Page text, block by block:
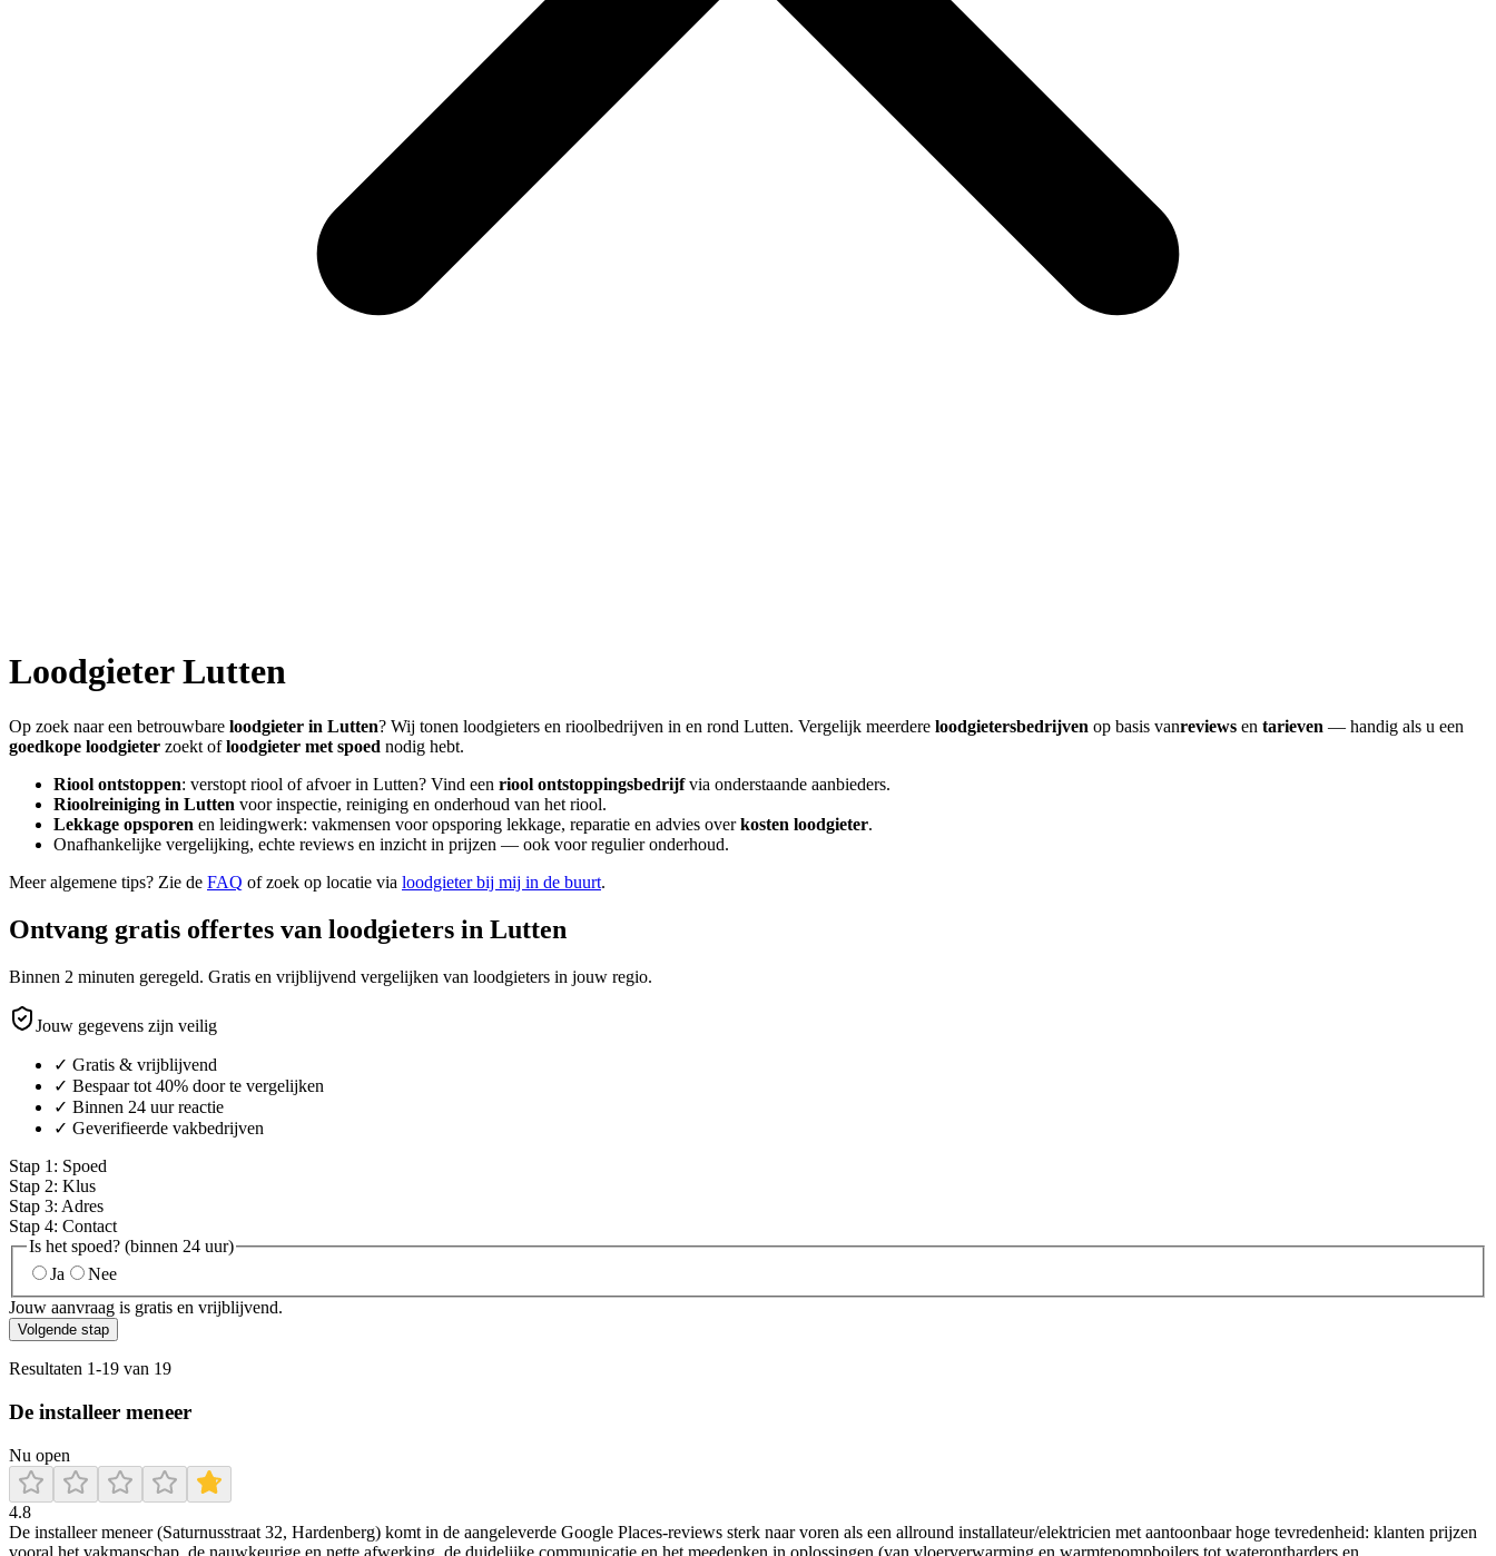
LoodgieterLutten
Op zoek naar een betrouwbare loodgieter in Lutten? Wij tonen loodgieters en rioolbedrijven in en rond Lutten. Vergelijk meerdere loodgietersbedrijven op basis vanreviews en tarieven — handig als u een
goedkope loodgieter zoekt ofloodgieter met spoed nodig hebt.
Riool ontstoppen: verstopt riool of afvoer in Lutten? Vind een riool ontstoppingsbedrijfvia onderstaande aanbieders.
Rioolreiniging in Lutten voor inspectie, reiniging en onderhoud van het riool.
Lekkage opsporen en leidingwerk: vakmensen voor opsporing lekkage, reparatie en advies overkosten loodgieter.
Onafhankelijke vergelijking, echte reviews en inzicht in prijzen — ook voor regulier onderhoud.
Meer algemene tips? Zie de FAQ of zoek op locatie via loodgieter bij mij in de buurt.
Ontvang gratis offertes van loodgieters in Lutten
Binnen 2 minuten geregeld. Gratis en vrijblijvend vergelijken van loodgieters in jouw regio.
Jouw gegevens zijn veilig
✓ Gratis & vrijblijvend
✓ Bespaar tot 40% door te vergelijken
✓ Binnen 24 uur reactie
✓ Geverifieerde vakbedrijven
Stap 1 : Spoed
Stap 2: Klus
Stap 3: Adres
Stap 4: Contact
Is het spoed? (binnen 24 uur)
Ja
Nee
Jouw aanvraag is gratis en vrijblijvend.
Volgende stap
Resultaten 1-19 van 19
De installeer meneer
Nu open
4.8
De installeer meneer (Saturnusstraat 32, Hardenberg) komt in de aangeleverde Google Places-reviews sterk naar voren als een allround installateur/elektricien met aantoonbaar hoge tevredenheid: klanten prijzen
vooral het vakmanschap, de nauwkeurige en nette afwerking, de duidelijke communicatie en het meedenken in oplossingen (van vloerverwarming en warmtepompboilers tot waterontharders en